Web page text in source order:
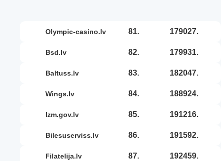
olympic-casino.lv 81. 179027.
bsd.lv 82. 179931.
baltuss.lv 83. 182047.
wings.lv 84. 188924.
izm.gov.lv 85. 191216.
bilesuserviss.lv 86. 191592.
filatelija.lv 87. 192459.